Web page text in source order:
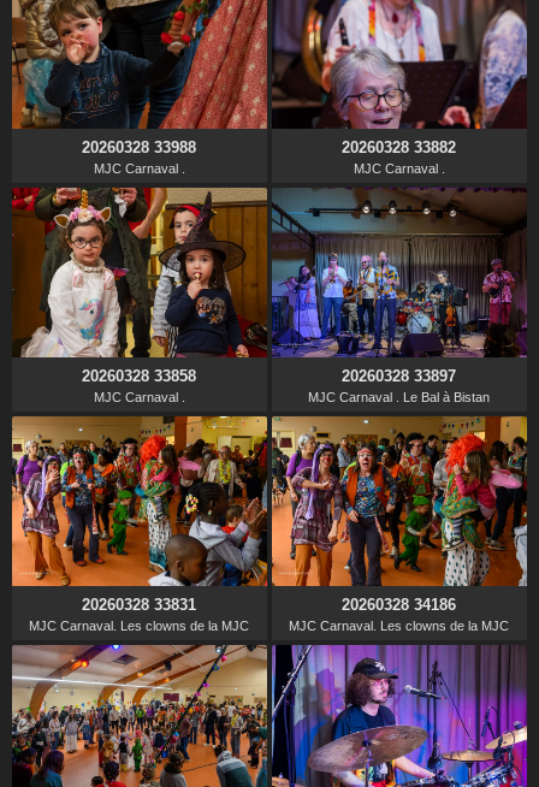
20260328 33988
MJC Carnaval .
20260328 33882
MJC Carnaval .
20260328 33858
MJC Carnaval .
20260328 33897
MJC Carnaval . Le Bal à Bistan
20260328 33831
MJC Carnaval. Les clowns de la MJC
20260328 34186
MJC Carnaval. Les clowns de la MJC